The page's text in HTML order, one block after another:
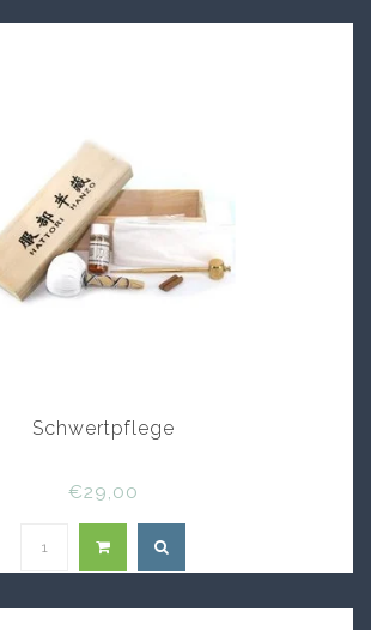
Schwertpflege
€29,00